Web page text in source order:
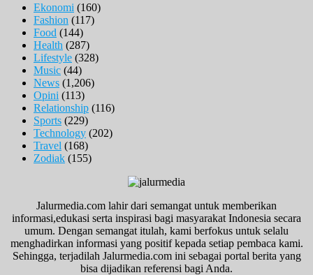
Ekonomi (160)
Fashion (117)
Food (144)
Health (287)
Lifestyle (328)
Music (44)
News (1,206)
Opini (113)
Relationship (116)
Sports (229)
Technology (202)
Travel (168)
Zodiak (155)
Jalurmedia.com lahir dari semangat untuk memberikan
informasi,edukasi serta inspirasi bagi masyarakat Indonesia secara
umum. Dengan semangat itulah, kami berfokus untuk selalu
menghadirkan informasi yang positif kepada setiap pembaca kami.
Sehingga, terjadilah Jalurmedia.com ini sebagai portal berita yang
bisa dijadikan referensi bagi Anda.